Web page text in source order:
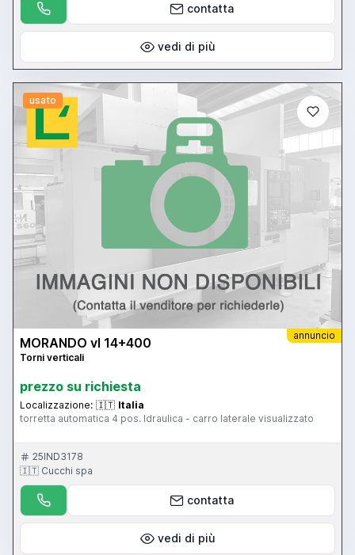
contatta
vedi di più
usato
annuncio
MORANDO vl 14+400
Torni verticali
prezzo su richiesta
Localizzazione: 🇮🇹 Italia
torretta automatica 4 pos. Idraulica - carro laterale visualizzato
25IND3178
🇮🇹 Cucchi spa
contatta
vedi di più